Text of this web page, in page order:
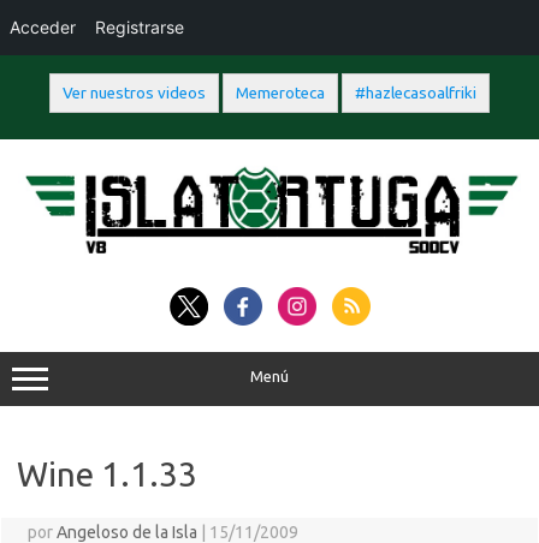
Ver nuestros videos Memeroteca #hazlecasoalfriki
contenido
Menú
Wine 1.1.33
porAngeloso de la Isla 15/11/2009
Acceder Registrarse